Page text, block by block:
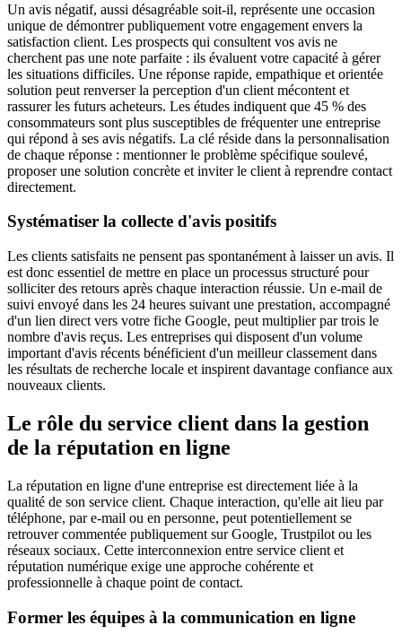
Un avis négatif, aussi désagréable soit-il, représente une occasion
unique de démontrer publiquement votre engagement envers la
satisfaction client. Les prospects qui consultent vos avis ne
cherchent pas une note parfaite : ils évaluent votre capacité à gérer
les situations difficiles. Une réponse rapide, empathique et orientée
solution peut renverser la perception d'un client mécontent et
rassurer les futurs acheteurs. Les études indiquent que 45 % des
consommateurs sont plus susceptibles de fréquenter une entreprise
qui répond à ses avis négatifs. La clé réside dans la personnalisation
de chaque réponse : mentionner le problème spécifique soulevé,
proposer une solution concrète et inviter le client à reprendre contact
directement.
Systématiser la collecte d'avis positifs
Les clients satisfaits ne pensent pas spontanément à laisser un avis. Il
est donc essentiel de mettre en place un processus structuré pour
solliciter des retours après chaque interaction réussie. Un e-mail de
suivi envoyé dans les 24 heures suivant une prestation, accompagné
d'un lien direct vers votre fiche Google, peut multiplier par trois le
nombre d'avis reçus. Les entreprises qui disposent d'un volume
important d'avis récents bénéficient d'un meilleur classement dans
les résultats de recherche locale et inspirent davantage confiance aux
nouveaux clients.
Le rôle du service client dans la gestion
de la réputation en ligne
La réputation en ligne d'une entreprise est directement liée à la
qualité de son service client. Chaque interaction, qu'elle ait lieu par
téléphone, par e-mail ou en personne, peut potentiellement se
retrouver commentée publiquement sur Google, Trustpilot ou les
réseaux sociaux. Cette interconnexion entre service client et
réputation numérique exige une approche cohérente et
professionnelle à chaque point de contact.
Former les équipes à la communication en ligne